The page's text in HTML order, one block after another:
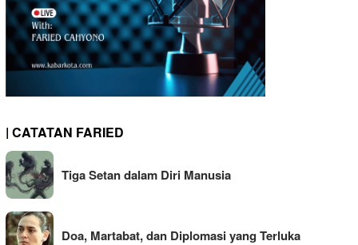
| CATATAN FARIED
Tiga Setan dalam Diri Manusia
Doa, Martabat, dan Diplomasi yang Terluka